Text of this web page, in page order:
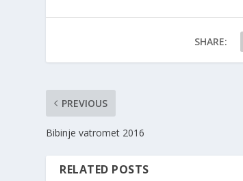
SHARE:
PREVIOUS
Bibinje vatromet 2016
RELATED POSTS